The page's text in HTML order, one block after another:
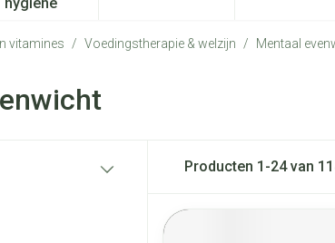
vitamines / Voedingstherapie & welzijn / Mentaal
Producten 1 -24van